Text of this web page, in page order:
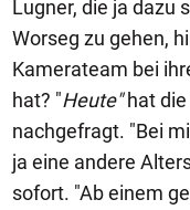
Lugner, die ja dazu
Worseg zu gehen,
Kamerateam bei
hat? "Heute"hat die
nachgefragt. "Bei
ja eine andere
sofort. "Ab einem